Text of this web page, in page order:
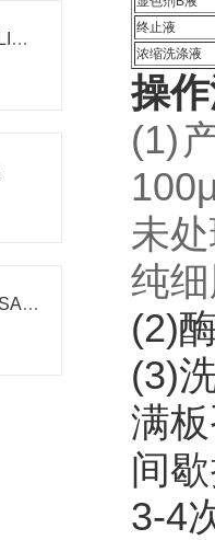
鸡乙酰左旋肉碱（ALC）ELISA试剂盒 使用说明书
人红富铁jī素（ERFE）ELISA试剂盒 使用说明书
终止液
浓缩洗涤液
操
(1)
未
纯细
(2)
(3)
满
间
3-4